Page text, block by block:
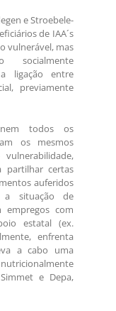
e Stroebele-
de IAA´s
vulnerável, mas
socialmente
a ligação entre
previamente
todos os
os mesmos
certas
auferidos
a situação de
empregos com
estatal (ex.
enfrenta
a cabo uma
e Depa,